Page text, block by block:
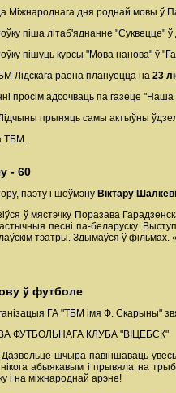
Міжнароднага дня роднай мовы ў
піша літаб'яднанне "Суквецце"
пішуць курсы "Мова нанова" ў
Лідскага раёна плануецца на 23
просім адсочваць па газеце "Наша
прыняць самы актыўны
ТБМ.
- 60
паэту і шоўмэну Віктару
ў мястэчку Поразава
песні па-беларуску.
тэатры. Здымаўся ў
ў футболе
ГА "ТБМ імя Ф. Скарыны"
ФУТБОЛЬНАГА КЛУБА "ВІЦЕБСК"
шчыра павіншаваць
абыякавым і прывяла на
і на міжнароднай арэне!